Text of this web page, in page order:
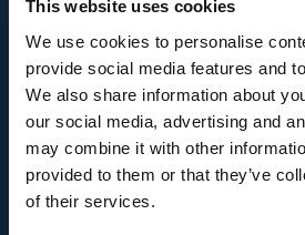
This website uses cookies
We use cookies to personalise
provide social media features and
We also share information about
our social media, advertising and
may combine it with other
provided to them or that they’ve
of their services.
INNOVACIÓN Y DESARROLLO
IDEA